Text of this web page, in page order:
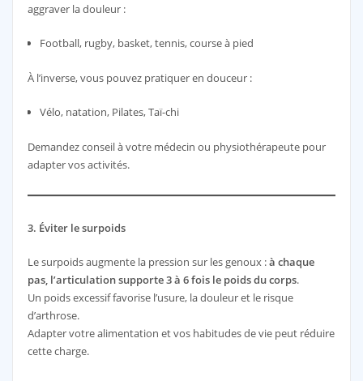
aggraver la douleur :
Football, rugby, basket, tennis, course à pied
À l’inverse, vous pouvez pratiquer en douceur :
Vélo, natation, Pilates, Taï-chi
Demandez conseil à votre médecin ou physiothérapeute pour
adapter vos activités.
3. Éviter le surpoids
Le surpoids augmente la pression sur les genoux :à chaque
pas, l’articulation supporte 3 à 6 fois le poids du corps.
Un poids excessif favorise l’usure, la douleur et le risque
d’arthrose.
Adapter votre alimentation et vos habitudes de vie peut réduire
cette charge.